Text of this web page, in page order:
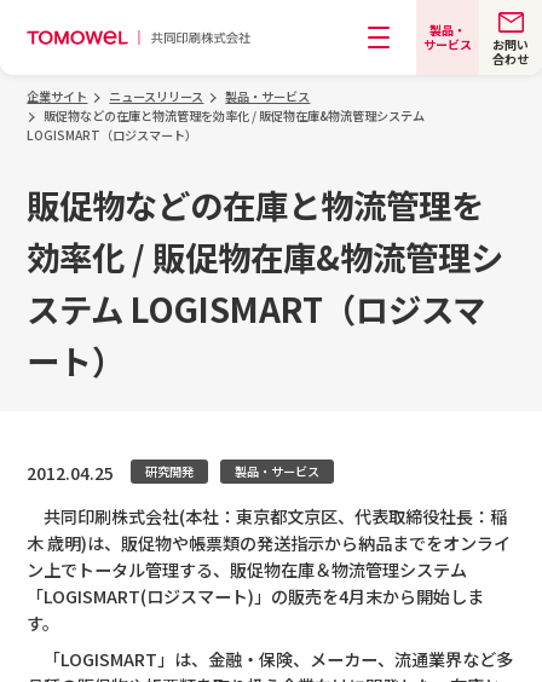
製品・
サービス
お問い
合わせ
企業サイト ニュースリリース
製品・サービス
販促物などの在庫と物流管理を効率化 / 販促物在庫&物流管理システム
LOGISMART（ロジスマート）
販促物などの在庫と物流管理を
効率化 / 販促物在庫&物流管理シ
ステム LOGISMART（ロジスマ
ート）
2012.04.25 研究開発 製品・サービス
共同印刷株式会社(本社：東京都文京区、代表取締役社長：稲
木 歳明)は、販促物や帳票類の発送指示から納品までをオンライ
ン上でトータル管理する、販促物在庫＆物流管理システム
「LOGISMART(ロジスマート)」の販売を4月末から開始しま
す。
「LOGISMART」は、金融・保険、メーカー、流通業界など多